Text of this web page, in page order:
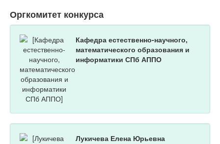
Оргкомитет конкурса
Кафедра естественно-научного,
математического образования и
информатики СПб АППО
Лукичева Елена Юрьевна